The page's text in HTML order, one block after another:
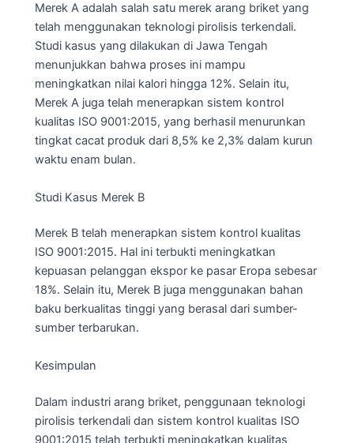
Merek A adalah salah satu merek arang briket yang
telah menggunakan teknologi pirolisis terkendali.
Studi kasus yang dilakukan di Jawa Tengah
menunjukkan bahwa proses ini mampu
meningkatkan nilai kalori hingga 12%. Selain itu,
Merek A juga telah menerapkan sistem kontrol
kualitas ISO 9001:2015, yang berhasil menurunkan
tingkat cacat produk dari 8,5% ke 2,3% dalam kurun
waktu enam bulan.
Studi Kasus Merek B
Merek B telah menerapkan sistem kontrol kualitas
ISO 9001:2015. Hal ini terbukti meningkatkan
kepuasan pelanggan ekspor ke pasar Eropa sebesar
18%. Selain itu, Merek B juga menggunakan bahan
baku berkualitas tinggi yang berasal dari sumber-
sumber terbarukan.
Kesimpulan
Dalam industri arang briket, penggunaan teknologi
pirolisis terkendali dan sistem kontrol kualitas ISO
9001:2015 telah terbukti meningkatkan kualitas